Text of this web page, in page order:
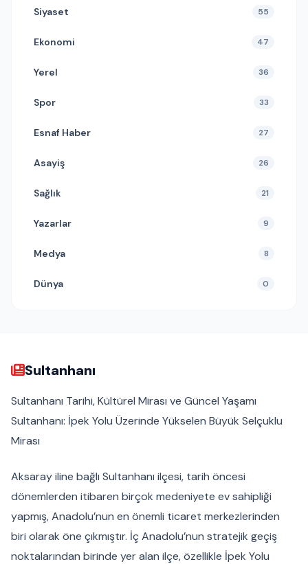
Siyaset 55
Ekonomi 47
Yerel 36
Spor 33
Esnaf Haber 27
Asayiş 26
Sağlık 21
Yazarlar 9
Medya 8
Dünya 0
Sultanhanı
Sultanhanı Tarihi, Kültürel Mirası ve Güncel Yaşamı
Sultanhanı: İpek Yolu Üzerinde Yükselen Büyük Selçuklu
Mirası
Aksaray iline bağlı Sultanhanı ilçesi, tarih öncesi
dönemlerden itibaren birçok medeniyete ev sahipliği
yapmış, Anadolu’nun en önemli ticaret merkezlerinden
biri olarak öne çıkmıştır. İç Anadolu’nun stratejik geçiş
noktalarından birinde yer alan ilçe, özellikle İpek Yolu